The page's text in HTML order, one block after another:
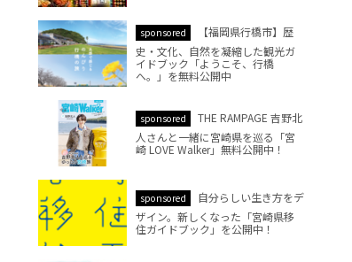
sponsored
【福岡県行橋市】歴
史・文化、自然を凝縮した観光ガ
イドブック「ようこそ、行橋
へ。」を無料公開中
sponsored
THE RAMPAGE 吉野北
人さんと一緒に宮崎県を巡る「宮
崎 LOVE Walker」無料公開中！
sponsored
自分らしい生き方をデ
ザイン。新しくなった「宮崎県移
住ガイドブック」を公開中！